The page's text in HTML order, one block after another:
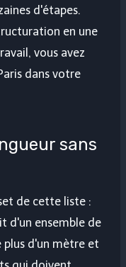
d'étapes.
en une
vous avez
dans votre
sans
de cette liste :
d'un ensemble de
plus d'un mètre et